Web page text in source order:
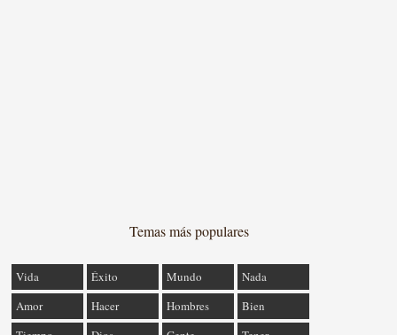
Temas más populares
Vida Éxito Mundo
Nada
Amor
Hacer Hombres
Bien